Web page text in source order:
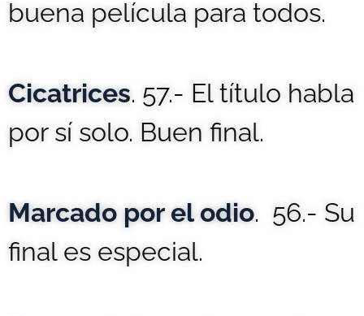
buena película para todos.
Cicatrices. 57.- El título habla
por sí solo. Buen final.
Marcado por el odio. 56.- Su
final es especial.